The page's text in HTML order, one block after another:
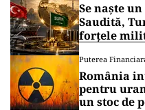
Se naște
Saudită,
forțele
Puterea
România
pentru
un stoc de